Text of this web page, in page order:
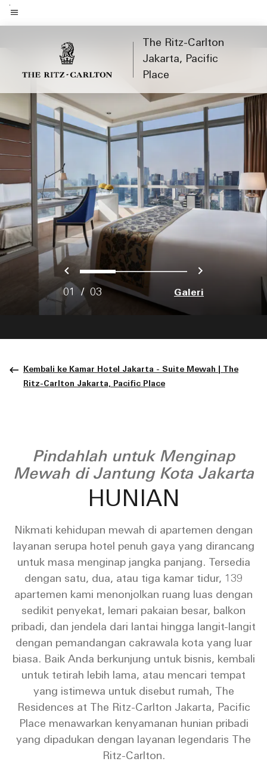
Skip
to
Teks menu
The Ritz-Carlton
Jakarta, Pacific
Place
Sebelumnya
0 1 2
01 / 03 Galeri
Kembali ke Kamar Hotel Jakarta - Suite Mewah | The
Ritz-Carlton Jakarta, Pacific Place
Pindahlah untuk Menginap
Mewah di Jantung Kota Jakarta
HUNIAN
Nikmati kehidupan mewah di apartemen dengan
layanan serupa hotel penuh gaya yang dirancang
untuk masa menginap jangka panjang. Tersedia
dengan satu, dua, atau tiga kamar tidur, 139
apartemen kami menonjolkan ruang luas dengan
sedikit penyekat, lemari pakaian besar, balkon
pribadi, dan jendela dari lantai hingga langit-langit
dengan pemandangan cakrawala kota yang luar
biasa. Baik Anda berkunjung untuk bisnis, kembali
untuk tetirah lebih lama, atau mencari tempat
yang istimewa untuk disebut rumah, The
Residences at The Ritz-Carlton Jakarta, Pacific
Place menawarkan kenyamanan hunian pribadi
yang dipadukan dengan layanan legendaris The
Ritz-Carlton.